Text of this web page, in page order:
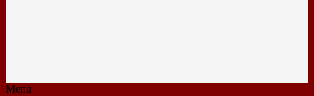
Menü